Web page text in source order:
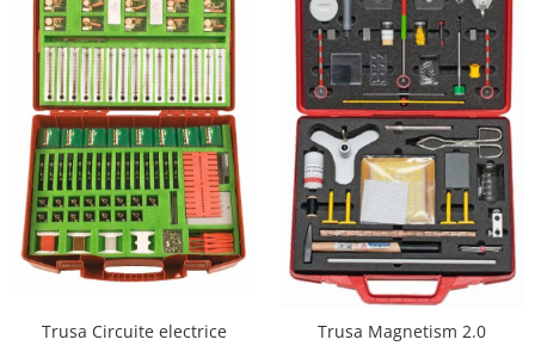
Trusa Circuite electrice Trusa Magnetism 2.0